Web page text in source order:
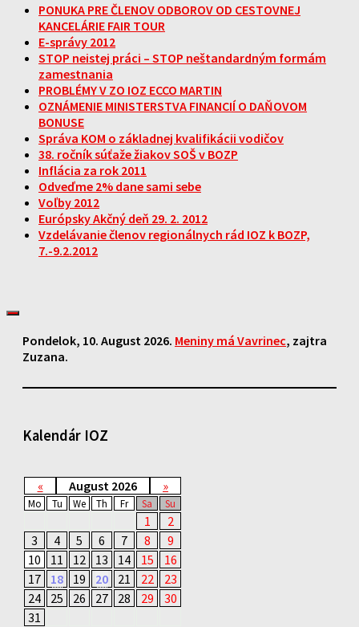
PONUKA PRE ČLENOV ODBOROV OD CESTOVNEJ
KANCELÁRIE FAIR TOUR
E-správy 2012
STOP neistej práci – STOP neštandardným formám
zamestnania
PROBLÉMY V ZO IOZ ECCO MARTIN
OZNÁMENIE MINISTERSTVA FINANCIÍ O DAŇOVOM
BONUSE
Správa KOM o základnej kvalifikácii vodičov
38. ročník súťaže žiakov SOŠ v BOZP
Inflácia za rok 2011
Odveďme 2% dane sami sebe
Voľby 2012
Európsky Akčný deň 29. 2. 2012
Vzdelávanie členov regionálnych rád IOZ k BOZP,
7.-9.2.2012
Pondelok, 10. August 2026. Meniny má Vavrinec, zajtra
Zuzana.
Kalendár IOZ
« August 2026 »
Mo Tu We Th Fr Sa Su
1
2
3
4 5 6 7 8
9
10
11 12 13 14 15
16
17
18 19 20 21 22
23
24
25 26 27 28 29
30
31